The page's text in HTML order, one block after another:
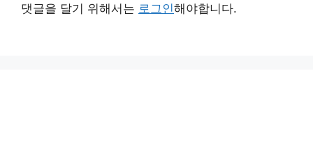
댓글을 달기 위해서는 로그인해야합니다.